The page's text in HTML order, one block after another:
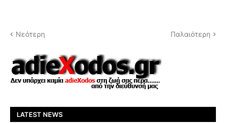
Νεότερη Παλαιότερη
LATEST NEWS